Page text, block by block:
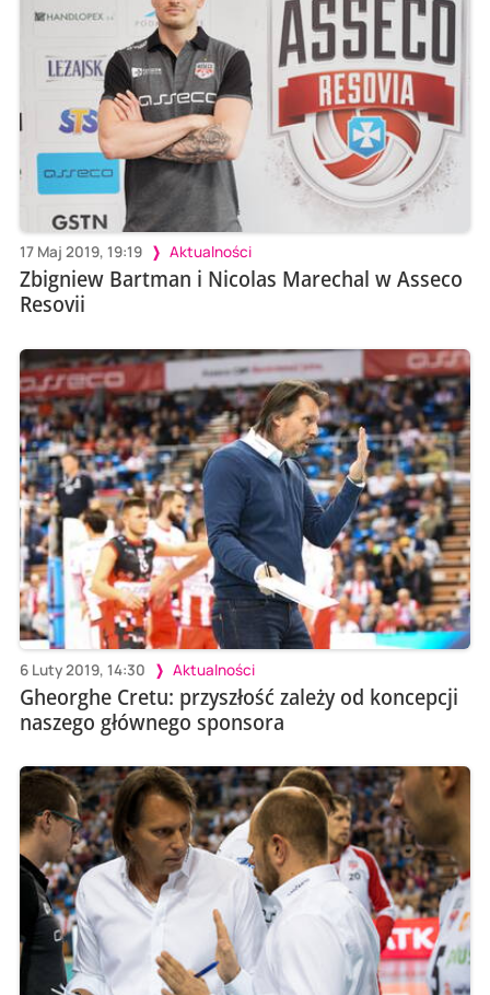
17 Maj 2019, 19:19 Aktualności
Zbigniew Bartman i Nicolas Marechal w Asseco
Resovii
6 Luty 2019, 14:30 Aktualności
Gheorghe Cretu: przyszłość zależy od koncepcji
naszego głównego sponsora